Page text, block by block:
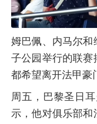
姆巴佩、内马尔和
子公园举行的联赛
都希望离开法甲豪
周五，巴黎圣日
示，他对俱乐部